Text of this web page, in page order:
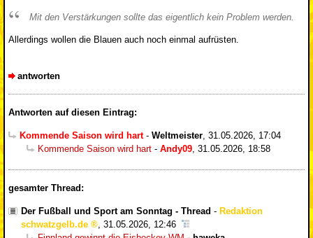
Mit den Verstärkungen sollte das eigentlich kein Problem werden.
Allerdings wollen die Blauen auch noch einmal aufrüsten.
antworten
Antworten auf diesen Eintrag:
Kommende Saison wird hart- Weltmeister, 31.05.2026, 17:04
Kommende Saison wird hart - Andy09, 31.05.2026, 18:58
gesamter Thread:
Der Fußball und Sport am Sonntag - Thread - Redaktion
schwatzgelb.de
31.05.2026, 12:46